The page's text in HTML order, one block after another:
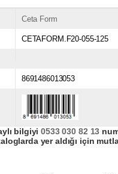
Ceta Form
CETAFORM.F20-055-125
8691486013053
bilgiyi0533 030 82 13
yer aldığı için